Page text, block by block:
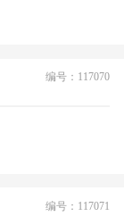
编号：117070
编号：117071